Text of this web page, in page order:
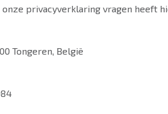
onze privacyverklaring vragen heeft
Tongeren, België